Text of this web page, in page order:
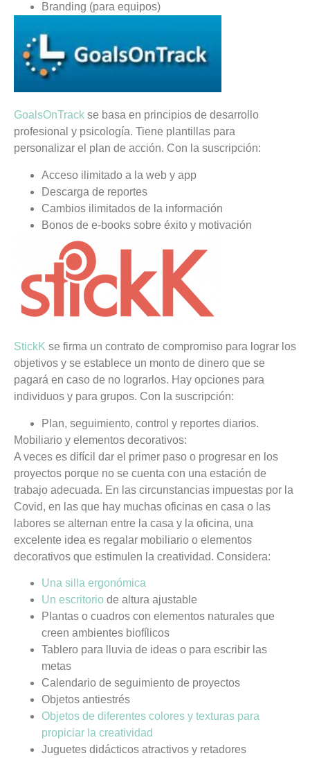
Branding (para equipos)
GoalsOnTrack se basa en principios de desarrollo
profesional y psicología. Tiene plantillas para
personalizar el plan de acción. Con la suscripción:
Acceso ilimitado a la web y app
Descarga de reportes
Cambios ilimitados de la información
Bonos de e-books sobre éxito y motivación
StickK se firma un contrato de compromiso para lograr los
objetivos y se establece un monto de dinero que se
pagará en caso de no lograrlos. Hay opciones para
individuos y para grupos. Con la suscripción:
Plan, seguimiento, control y reportes diarios.
Mobiliario y elementos decorativos:
A veces es difícil dar el primer paso o progresar en los
proyectos porque no se cuenta con una estación de
trabajo adecuada. En las circunstancias impuestas por la
Covid, en las que hay muchas oficinas en casa o las
labores se alternan entre la casa y la oficina, una
excelente idea es regalar mobiliario o elementos
decorativos que estimulen la creatividad. Considera:
Una silla ergonómica
Un escritorio de altura ajustable
Plantas o cuadros con elementos naturales que
creen ambientes biofílicos
Tablero para lluvia de ideas o para escribir las
metas
Calendario de seguimiento de proyectos
Objetos antiestrés
Objetos de diferentes colores y texturas para
propiciar la creatividad
Juguetes didácticos atractivos y retadores